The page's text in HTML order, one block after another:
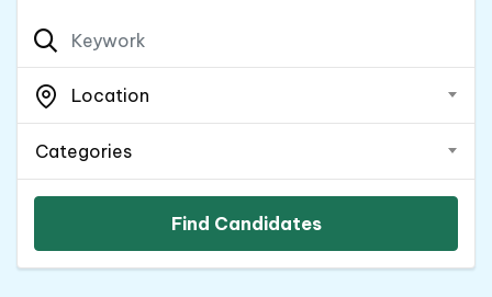
Location
Categories
Find Candidates